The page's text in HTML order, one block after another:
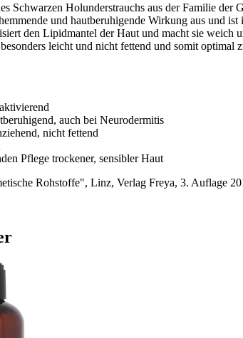
Schwarzen Holunderstrauchs aus der Familie
und hautberuhigende Wirkung aus und
den Lipidmantel der Haut und macht sie weich
leicht und nicht fettend und somit
auch bei Neurodermitis
nicht fettend
Pflege trockener, sensibler Haut
Rohstoffe", Linz, Verlag Freya, 3. Auflage